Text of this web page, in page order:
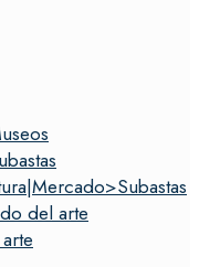
del arte